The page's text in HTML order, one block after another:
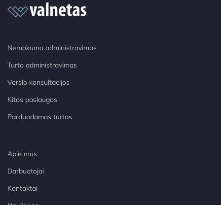
Nemokumo administravimas
Turto administravimas
Verslo konsultacijos
Kitos paslaugos
Parduodamas turtas
Apie mus
Darbuotojai
Kontaktai